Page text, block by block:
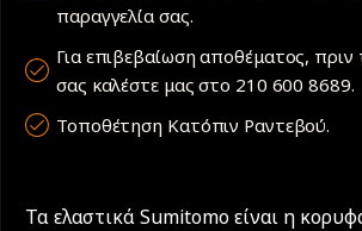
παραγγελία σας.
Για επιβεβαίωση αποθέματος, πριν
σας καλέστε μας στο 210 600 8689.
Τοποθέτηση Κατόπιν Ραντεβού.
Τα ελαστικά Sumitomo είναι η